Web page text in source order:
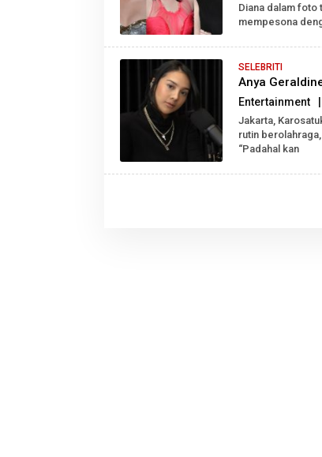
Diana dalam
mempesona
SELEBRITI
Anya
Entertainment |
Jakarta,
rutin
“Padahal kan